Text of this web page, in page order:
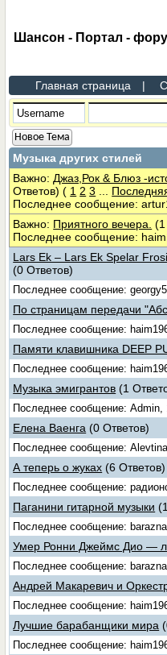
Шансон - Портал -
Главная страница |
Новое Тема
Музыка других стилей
Важно: Джаз,Рок & Блюз -
Ответов) ( 1 2 3
Последнее сообщение:
Важно: Приятного вечера. (1
Последнее сообщение:
Lars Ek – Lars Ek Spelar
(0 Ответов)
Последнее сообщение:
По страницам передачи
Последнее сообщение:
Памяти клавишника DEEP
Последнее сообщение:
Музыка эмигрантов (1
Последнее сообщение: Admin,
Елена Ваенга (0 Ответов)
Последнее сообщение:
А теперь о жуках (6 Ответов)
Последнее сообщение:
Паганини гитарной музыки
Последнее сообщение:
Умер Ронни Джеймс Дио —
Последнее сообщение:
Андрей Макаревич и
Последнее сообщение:
Лучшие барабанщики мира
Последнее сообщение: